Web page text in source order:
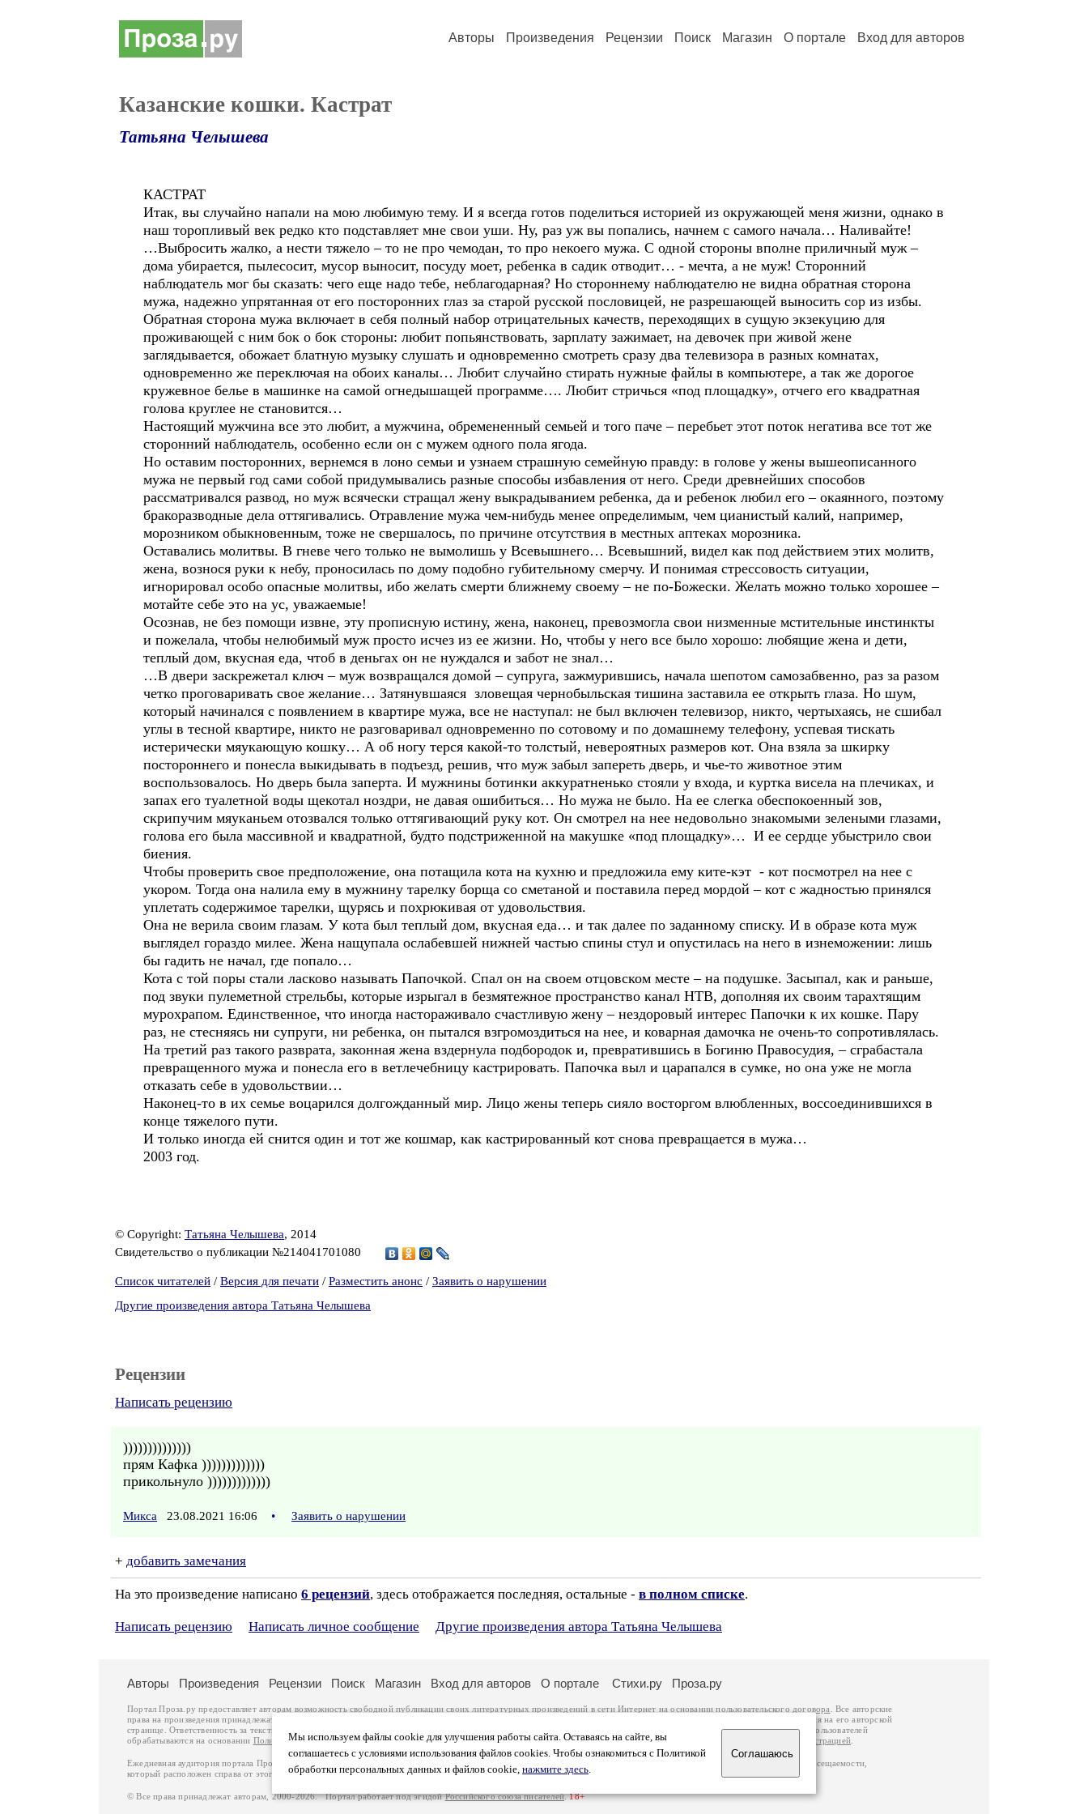
Авторы Произведения Рецензии Поиск Магазин О портале Вход для авторов
Казанские кошки. Кастрат
Татьяна Челышева
КАСТРАТ
Итак, вы случайно напали на мою любимую тему. И я всегда готов поделиться историей из окружающей меня жизни, однако в
наш торопливый век редко кто подставляет мне свои уши. Ну, раз уж вы попались, начнем с самого начала… Наливайте!
…Выбросить жалко, а нести тяжело – то не про чемодан, то про некоего мужа. С одной стороны вполне приличный муж –
дома убирается, пылесосит, мусор выносит, посуду моет, ребенка в садик отводит… - мечта, а не муж! Сторонний
наблюдатель мог бы сказать: чего еще надо тебе, неблагодарная? Но стороннему наблюдателю не видна обратная сторона
мужа, надежно упрятанная от его посторонних глаз за старой русской пословицей, не разрешающей выносить сор из избы.
Обратная сторона мужа включает в себя полный набор отрицательных качеств, переходящих в сущую экзекуцию для
проживающей с ним бок о бок стороны: любит попьянствовать, зарплату зажимает, на девочек при живой жене
заглядывается, обожает блатную музыку слушать и одновременно смотреть сразу два телевизора в разных комнатах,
одновременно же переключая на обоих каналы… Любит случайно стирать нужные файлы в компьютере, а так же дорогое
кружевное белье в машинке на самой огнедышащей программе…. Любит стричься «под площадку», отчего его квадратная
голова круглее не становится…
Настоящий мужчина все это любит, а мужчина, обремененный семьей и того паче – перебьет этот поток негатива все тот же
сторонний наблюдатель, особенно если он с мужем одного пола ягода.
Но оставим посторонних, вернемся в лоно семьи и узнаем страшную семейную правду: в голове у жены вышеописанного
мужа не первый год сами собой придумывались разные способы избавления от него. Среди древнейших способов
рассматривался развод, но муж всячески стращал жену выкрадыванием ребенка, да и ребенок любил его – окаянного, поэтому
бракоразводные дела оттягивались. Отравление мужа чем-нибудь менее определимым, чем цианистый калий, например,
морозником обыкновенным, тоже не свершалось, по причине отсутствия в местных аптеках морозника.
Оставались молитвы. В гневе чего только не вымолишь у Всевышнего… Всевышний, видел как под действием этих молитв,
жена, вознося руки к небу, проносилась по дому подобно губительному смерчу. И понимая стрессовость ситуации,
игнорировал особо опасные молитвы, ибо желать смерти ближнему своему – не по-Божески. Желать можно только хорошее –
мотайте себе это на ус, уважаемые!
Осознав, не без помощи извне, эту прописную истину, жена, наконец, превозмогла свои низменные мстительные инстинкты
и пожелала, чтобы нелюбимый муж просто исчез из ее жизни. Но, чтобы у него все было хорошо: любящие жена и дети,
теплый дом, вкусная еда, чтоб в деньгах он не нуждался и забот не знал…
…В двери заскрежетал ключ – муж возвращался домой – супруга, зажмурившись, начала шепотом самозабвенно, раз за разом
четко проговаривать свое желание… Затянувшаяся зловещая чернобыльская тишина заставила ее открыть глаза. Но шум,
который начинался с появлением в квартире мужа, все не наступал: не был включен телевизор, никто, чертыхаясь, не сшибал
углы в тесной квартире, никто не разговаривал одновременно по сотовому и по домашнему телефону, успевая тискать
истерически мяукающую кошку… А об ногу терся какой-то толстый, невероятных размеров кот. Она взяла за шкирку
постороннего и понесла выкидывать в подъезд, решив, что муж забыл запереть дверь, и чье-то животное этим
воспользовалось. Но дверь была заперта. И мужнины ботинки аккуратненько стояли у входа, и куртка висела на плечиках, и
запах его туалетной воды щекотал ноздри, не давая ошибиться… Но мужа не было. На ее слегка обеспокоенный зов,
скрипучим мяуканьем отозвался только оттягивающий руку кот. Он смотрел на нее недовольно знакомыми зелеными глазами,
голова его была массивной и квадратной, будто подстриженной на макушке «под площадку»… И ее сердце убыстрило свои
биения.
Чтобы проверить свое предположение, она потащила кота на кухню и предложила ему ките-кэт - кот посмотрел на нее с
укором. Тогда она налила ему в мужнину тарелку борща со сметаной и поставила перед мордой – кот с жадностью принялся
уплетать содержимое тарелки, щурясь и похрюкивая от удовольствия.
Она не верила своим глазам. У кота был теплый дом, вкусная еда… и так далее по заданному списку. И в образе кота муж
выглядел гораздо милее. Жена нащупала ослабевшей нижней частью спины стул и опустилась на него в изнеможении: лишь
бы гадить не начал, где попало…
Кота с той поры стали ласково называть Папочкой. Спал он на своем отцовском месте – на подушке. Засыпал, как и раньше,
под звуки пулеметной стрельбы, которые изрыгал в безмятежное пространство канал НТВ, дополняя их своим тарахтящим
мурохрапом. Единственное, что иногда настораживало счастливую жену – нездоровый интерес Папочки к их кошке. Пару
раз, не стесняясь ни супруги, ни ребенка, он пытался взгромоздиться на нее, и коварная дамочка не очень-то сопротивлялась.
На третий раз такого разврата, законная жена вздернула подбородок и, превратившись в Богиню Правосудия, – сграбастала
превращенного мужа и понесла его в ветлечебницу кастрировать. Папочка выл и царапался в сумке, но она уже не могла
отказать себе в удовольствии…
Наконец-то в их семье воцарился долгожданный мир. Лицо жены теперь сияло восторгом влюбленных, воссоединившихся в
конце тяжелого пути.
И только иногда ей снится один и тот же кошмар, как кастрированный кот снова превращается в мужа…
2003 год.
© Copyright: Татьяна Челышева, 2014
Свидетельство о публикации №214041701080
Список читателей / Версия для печати / Разместить анонс / Заявить о нарушении
Другие произведения автора Татьяна Челышева
Рецензии
Написать рецензию
))))))))))))))
прям Кафка )))))))))))))
прикольнуло )))))))))))))
Микса 23.08.2021 16:06 • Заявить о нарушении
+ добавить замечания
На это произведение написано 6 рецензий, здесь отображается последняя, остальные - в полном списке.
Написать рецензию Написать личное сообщение Другие произведения автора Татьяна Челышева
Мы используем файлы cookie для улучшения работы сайта. Оставаясь на сайте, вы
соглашаетесь с условиями использования файлов cookies. Чтобы ознакомиться с Политикой
обработки персональных данных и файлов cookie, нажмите здесь.
Соглашаюсь
Авторы Произведения Рецензии Поиск Магазин Вход для авторов О портале Стихи.ру Проза.ру
Портал Проза.ру предоставляет авторам возможность свободной публикации своих литературных произведений в сети Интернет на основаниипользовательского договора
. Все авторские
права на произведения принадлежат авторам и охраняются
. Перепечатка произведений возможна только с согласия его автора, к которому вы можете обратиться на его авторской
странице. Ответственность за тексты произведений авторы несут самостоятельно на основании
законодательства Российской Федерации. Данные пользователей
обрабатываются на основании Политики обработки персональных данных. Вы также можете посмотреть более подробнуюинформацию о портале связаться с администрацией
Ежедневная аудитория портала Проза.ру – порядка 100 тысяч посетителей, которые в общей сумме просматривают более полумиллиона страниц по данным счетчика посещаемости,
который расположен справа от этого текста. В каждой графе указано по две цифры: количество просмотров и количество посетителей.
© Все права принадлежат авторам, 2000-2026. Портал работает под эгидойРоссийского союза писателей.18+